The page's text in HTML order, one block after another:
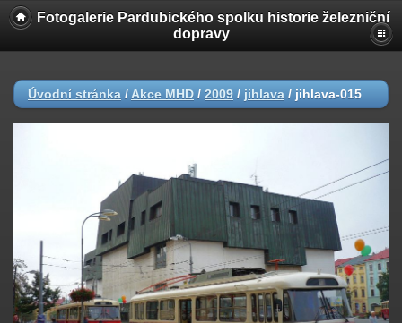
Fotogalerie Pardubického spolku historie železniční
dopravy
Úvodní stránka / Akce MHD / 2009 / jihlava / jihlava-015